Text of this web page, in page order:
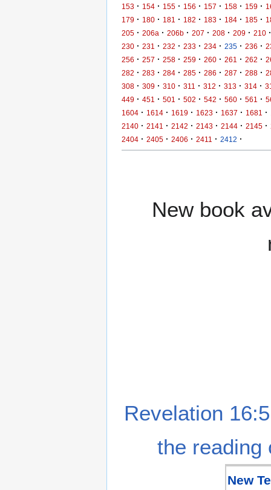
153 · 154 · 155 · 156 · 157 · 158 · 159 ·
179 · 180 · 181 · 182 · 183 · 184 · 185 ·
205 · 206a · 206b · 207 · 208 · 209 · 210 ·
230 · 231 · 232 · 233 · 234 · 235 · 236 ·
256 · 257 · 258 · 259 · 260 · 261 · 262 ·
282 · 283 · 284 · 285 · 286 · 287 · 288 ·
308 · 309 · 310 · 311 · 312 · 313 · 314 ·
449 · 451 · 501 · 502 · 542 · 560 · 561 ·
1604 · 1614 · 1619 · 1623 · 1637 · 1681 ·
2140 · 2141 · 2142 · 2143 · 2144 · 2145 ·
2404 · 2405 · 2406 · 2411 · 2412 ·
New book
Revelation
the reading
New